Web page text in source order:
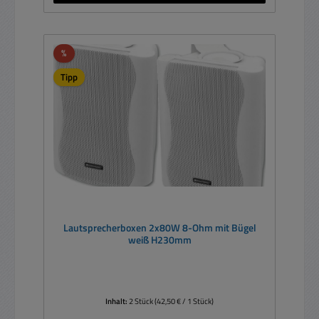
%Rabatt
Tipp
Lautsprecherboxen 2x80W 8-Ohm mit Bügel
weiß H230mm
Inhalt:2 Stück(42,50 € / 1 Stück)